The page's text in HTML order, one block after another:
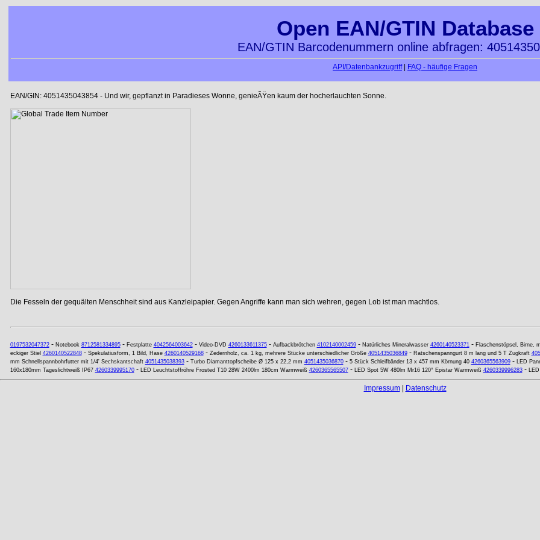
Open EAN/GTIN Database
EAN/GTIN Barcodenummern online abfragen:
API/Datenbankzugriff| FAQ - häufige Fragen
EAN/GIN: 4051435043854 - Und wir, gepflanzt in Paradieses Wonne, genieÃŸen kaum der hocherlauchten Sonne.
Die Fesseln der gequälten Menschheit sind aus Kanzleipapier. Gegen Angriffe kann man sich wehren, gegen Lob ist man machtlos.
0197532047372- Notebook 8712581334895- Festplatte 4042564003642- Video-DVD 4260133611375- Aufbackbrötchen 4102140002459- Natürliches Mineralwasser 4260140523371- Flaschenstöpsel, Birne,
eckiger Stiel 4260140522848- Spekulatiusform, 1 Bild, Hase 4260140529168- Zedernholz, ca. 1 kg, mehrere Stücke unterschiedlicher Größe 4051435036849- Ratschenspanngurt 8 m lang und 5 T Zugkraft
mm Schnellspannbohrfutter mit 1/4' Sechskantschaft 4051435038393- Turbo Diamanttopfscheibe Ø 125 x 22,2 mm 4051435036870- 5 Stück Schleifbänder 13 x 457 mm Körnung 40 4260365563909- LED
160x180mm Tageslichtweiß IP67 4260339995170- LED Leuchtstoffröhre Frosted T10 28W 2400lm 180cm Warmweiß 4260365565507- LED Spot 5W 480lm Mr16 120° Epistar Warmweiß 4260339996283-
Impressum| Datenschutz